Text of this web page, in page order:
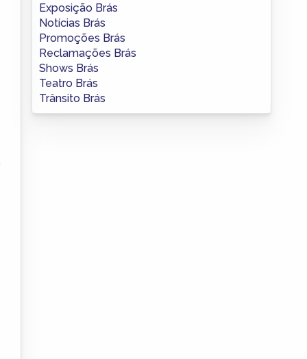
Exposição Brás
Notícias Brás
Promoções Brás
Reclamações Brás
Shows Brás
Teatro Brás
Trânsito Brás